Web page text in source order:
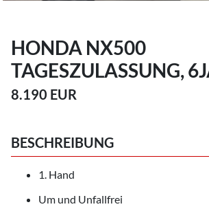
HONDA NX500
TAGESZULASSUNG,
8.190 EUR
BESCHREIBUNG
1. Hand
Um und Unfallfrei